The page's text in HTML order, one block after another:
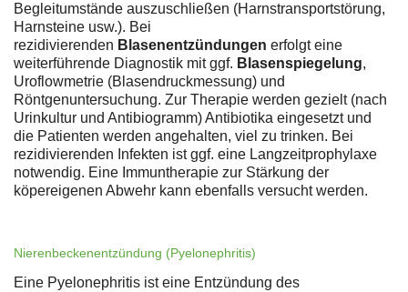
Begleitumstände auszuschließen (Harnstransportstörung,
Harnsteine usw.). Bei
rezidivierenden Blasenentzündungen erfolgt eine
weiterführende Diagnostik mit ggf. Blasenspiegelung,
Uroflowmetrie (Blasendruckmessung) und
Röntgenuntersuchung. Zur Therapie werden gezielt (nach
Urinkultur und Antibiogramm) Antibiotika eingesetzt und
die Patienten werden angehalten, viel zu trinken. Bei
rezidivierenden Infekten ist ggf. eine Langzeitprophylaxe
notwendig. Eine Immuntherapie zur Stärkung der
köpereigenen Abwehr kann ebenfalls versucht werden.
Nierenbeckenentzündung (Pyelonephritis)
Eine Pyelonephritis ist eine Entzündung des